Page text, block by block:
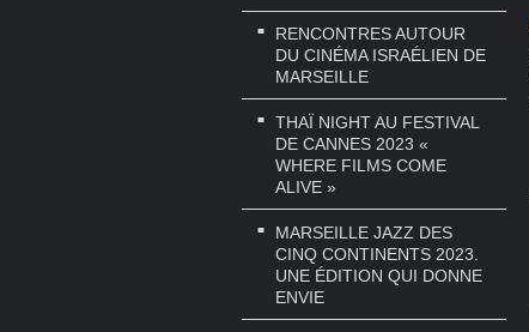
RENCONTRES AUTOUR
DU CINÉMA ISRAÉLIEN DE
MARSEILLE
THAÏ NIGHT AU FESTIVAL
DE CANNES 2023 «
WHERE FILMS COME
ALIVE »
MARSEILLE JAZZ DES
CINQ CONTINENTS 2023.
UNE ÉDITION QUI DONNE
ENVIE